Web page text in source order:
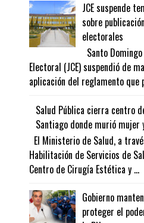
JCE suspende
sobre
electorales
Santo
Electoral (JCE) suspendió de
aplicación del reglamento que
Salud Pública cierra centro
Santiago donde murió mujer
El Ministerio de Salud, a
Habilitación de Servicios de
Centro de Cirugía Estética y ...
Gobierno
proteger el